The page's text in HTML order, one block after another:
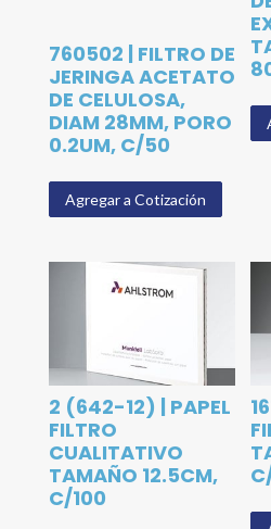
760502 | FILTRO DE
JERINGA ACETATO
DE CELULOSA,
DIAM 28MM, PORO
0.2UM, C/50
Agregar a Cotización
2 (642-12) | PAPEL
FILTRO
CUALITATIVO
TAMAÑO 12.5CM,
C/100